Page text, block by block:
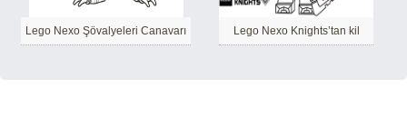
Lego Nexo Şövalyeleri Canavarı Lego Nexo Knights’tan kil